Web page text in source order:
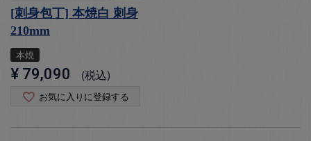
[刺身包丁] 本焼白 刺身
210mm
本焼
¥ 79,090 税込
お気に入りに登録する